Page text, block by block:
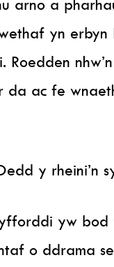
arno a
yn erbyn
ac fe
y rheini’n
yw
o ddrama